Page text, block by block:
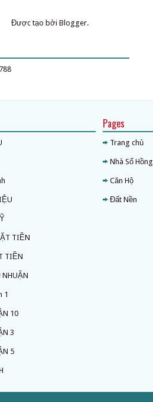
Được tạo bởi Blogger.
TIỀN
TIỀN
NHUẬN
1
10
3
5
Pages
Trang chủ
Nhà Sổ Hồng
Căn Hộ
Đất Nền